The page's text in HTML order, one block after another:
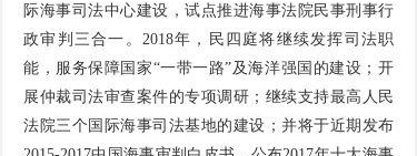
际海事司法中心建设，试点推进海事法院民事刑事行
政审判三合一。2018年，民四庭将继续发挥司法职
能，服务保障国家“一带一路”及海洋强国的建设；开
展仲裁司法审查案件的专项调研；继续支持最高人民
法院三个国际海事司法基地的建设；并将于近期发布